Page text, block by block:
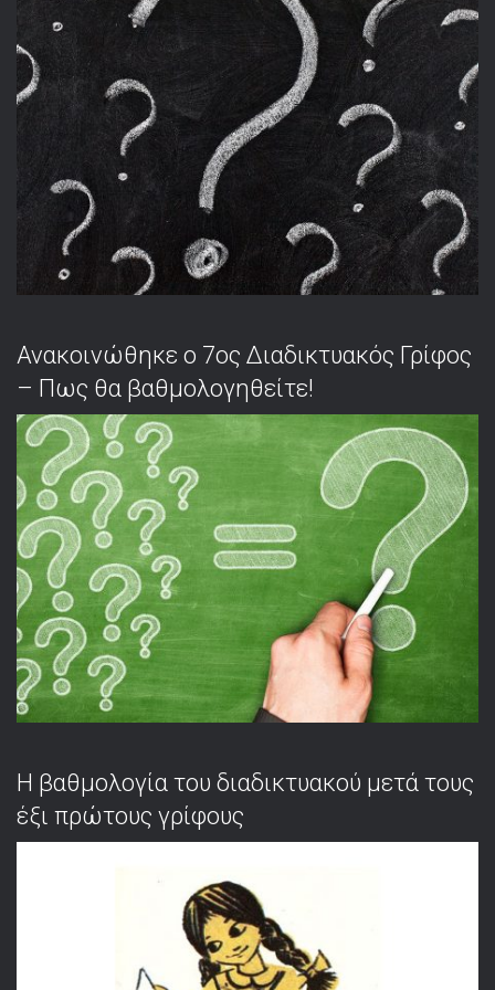
Ανακοινώθηκε ο 7ος Διαδικτυακός Γρίφος
– Πως θα βαθμολογηθείτε!
Η βαθμολογία του διαδικτυακού μετά τους
έξι πρώτους γρίφους